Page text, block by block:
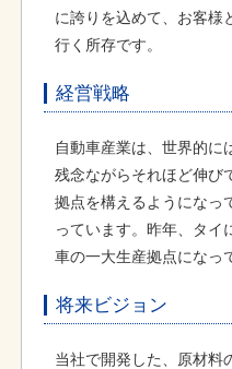
に誇りを込めて、お客様
行く所存です。
経営戦略
自動車産業は、世界的に
残念ながらそれほど伸び
拠点を構えるようになっ
っています。昨年、タイ
車の一大生産拠点になっ
将来ビジョン
当社で開発した、原材料